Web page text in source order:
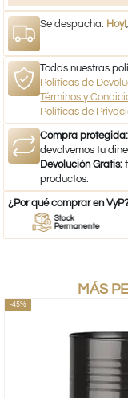
Se despacha: Hoy!
Todas nuestras
Políticas de
Términos y
Políticas de
Compra protegida:
devolvemos tu
Devolución Gratis:
productos.
¿Por qué comprar en
Stock
Permanente
MÁS
-45%